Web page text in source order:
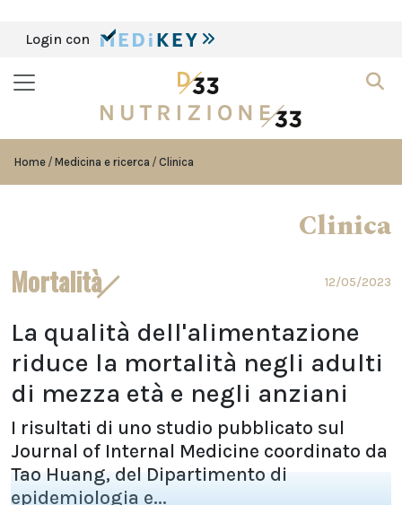
Login con
Home Medicina e ricerca Clinica
Clinica
Mortalità 12/05/2023
La qualità dell'alimentazione
riduce la mortalità negli adulti
di mezza età e negli anziani
I risultati di uno studio pubblicato sul
Journal of Internal Medicine coordinato da
Tao Huang, del Dipartimento di
epidemiologia e...